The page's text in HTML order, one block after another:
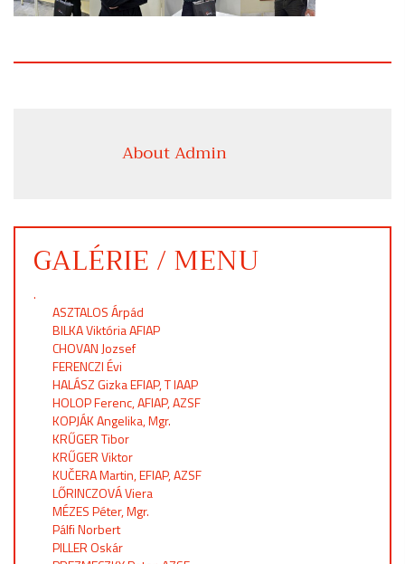
About Admin
GALÉRIE / MENU
.
ASZTALOS Árpád
BILKA Viktória AFIAP
CHOVAN Jozsef
FERENCZI Évi
HALÁSZ Gizka EFIAP, T IAAP
HOLOP Ferenc, AFIAP, AZSF
KOPJÁK Angelika, Mgr.
KRŰGER Tibor
KRŰGER Viktor
KUČERA Martin, EFIAP, AZSF
LŐRINCZOVÁ Viera
MÉZES Péter, Mgr.
Pálfi Norbert
PILLER Oskár